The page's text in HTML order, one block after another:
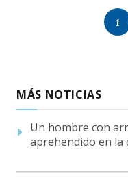
1
MÁS NOTICIAS
Un hombre con
aprehendido en la